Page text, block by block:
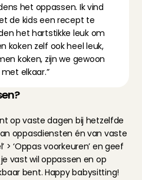
het oppassen. Ik vind
de kids een recept te
het hartstikke leuk om
koken zelf ook heel leuk,
koken, zijn we gewoon
elkaar.”
op vaste dagen bij hetzelfde
oppasdiensten én van vaste
> ‘Oppas voorkeuren’ en geef
vast wil oppassen en op
bent. Happy babysitting!